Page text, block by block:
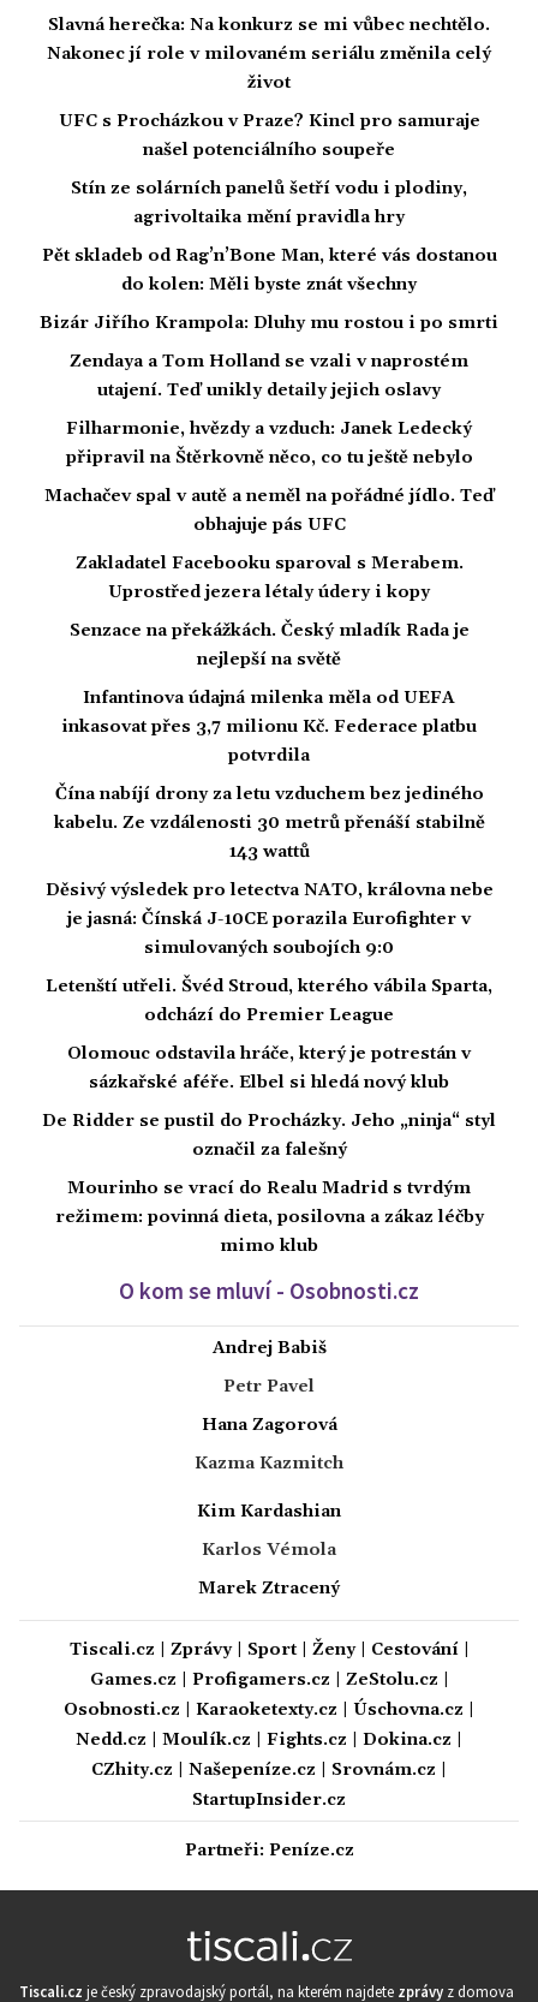
Slavná herečka: Na konkurz se mi vůbec nechtělo.
Nakonec jí role v milovaném seriálu změnila celý
život
UFC s Procházkou v Praze? Kincl pro samuraje
našel potenciálního soupeře
Stín ze solárních panelů šetří vodu i plodiny,
agrivoltaika mění pravidla hry
Pět skladeb od Rag’n’Bone Man, které vás dostanou
do kolen: Měli byste znát všechny
Bizár Jiřího Krampola: Dluhy mu rostou i po smrti
Zendaya a Tom Holland se vzali v naprostém
utajení. Teď unikly detaily jejich oslavy
Filharmonie, hvězdy a vzduch: Janek Ledecký
připravil na Štěrkovně něco, co tu ještě nebylo
Machačev spal v autě a neměl na pořádné jídlo. Teď
obhajuje pás UFC
Zakladatel Facebooku sparoval s Merabem.
Uprostřed jezera létaly údery i kopy
Senzace na překážkách. Český mladík Rada je
nejlepší na světě
Infantinova údajná milenka měla od UEFA
inkasovat přes 3,7 milionu Kč. Federace platbu
potvrdila
Čína nabíjí drony za letu vzduchem bez jediného
kabelu. Ze vzdálenosti 30 metrů přenáší stabilně
143 wattů
Děsivý výsledek pro letectva NATO, královna nebe
je jasná: Čínská J-10CE porazila Eurofighter v
simulovaných soubojích 9:0
Letenští utřeli. Švéd Stroud, kterého vábila Sparta,
odchází do Premier League
Olomouc odstavila hráče, který je potrestán v
sázkařské aféře. Elbel si hledá nový klub
De Ridder se pustil do Procházky. Jeho „ninja“ styl
označil za falešný
Mourinho se vrací do Realu Madrid s tvrdým
režimem: povinná dieta, posilovna a zákaz léčby
mimo klub
O kom se mluví - Osobnosti.cz
Andrej Babiš
Petr Pavel
Hana Zagorová
Kazma Kazmitch
Kim Kardashian
Karlos Vémola
Marek Ztracený
Tiscali.cz Zprávy| Sport| Ženy| Cestování|
Games.cz
Profigamers.cz ZeStolu.cz
Osobnosti.cz
Karaoketexty.cz Úschovna.cz
Nedd.cz
Moulík.cz Fights.cz Dokina.cz
CZhity.cz
Našepeníze.cz Srovnám.cz
StartupInsider.cz
Partneři: Peníze.cz
Tiscali.cz je český zpravodajský portál, na kterém najdete zprávy z domova